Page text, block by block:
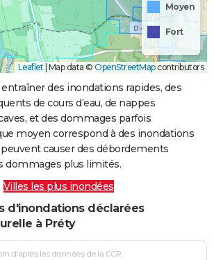
Moyen
Fort
Leaflet | Map data ©OpenStreetMapcontributors
des inondations rapides, des
de cours d’eau, de nappes
et des dommages parfois
moyen correspond à des inondations
causer des débordements
dommages plus limités.
Villes les plus inondées
d'inondations déclarées
à Préty
d'après les données de la CCR